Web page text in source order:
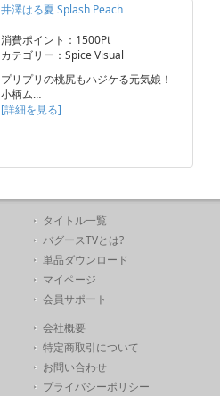
井澤はる夏 Splash Peach
消費ポイント：1500Pt
カテゴリー：Spice Visual
プリプリの桃尻もハジケる元気娘！
小柄ム…
[詳細を見る]
タイトル一覧
バグースTVとは?
単品ダウンロード
マイページ
会員サポート
会社概要
特定商取引について
お問い合わせ
プライバシーポリシー